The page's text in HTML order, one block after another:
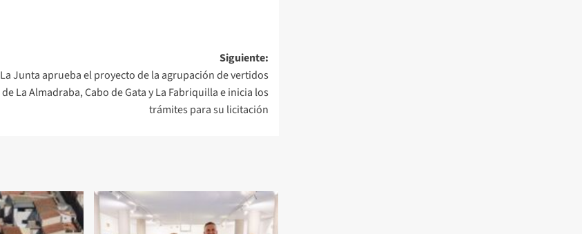
Siguiente:
La Junta aprueba el proyecto de la agrupación de vertidos
de La Almadraba, Cabo de Gata y La Fabriquilla e inicia los
trámites para su licitación